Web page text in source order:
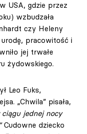
USA, gdzie przez
wzbudzała
czy Heleny
pracowitość i
jej trwałe
żydowskiego.
Leo Fuks,
„Chwila” pisała,
ciągu jednej nocy
Cudowne dziecko